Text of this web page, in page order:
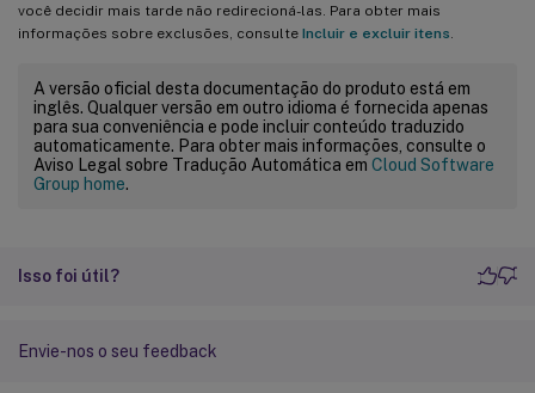
você decidir mais tarde não redirecioná-las. Para obter mais
informações sobre exclusões, consulte Incluir e excluir itens
A versão oficial desta documentação do produto está em
inglês. Qualquer versão em outro idioma é fornecida apenas
para sua conveniência e pode incluir conteúdo traduzido
automaticamente. Para obter mais informações, consulte o
Aviso Legal sobre Tradução Automática em Cloud Software
Group home.
Isso foi útil?
Envie-nos o seu feedback